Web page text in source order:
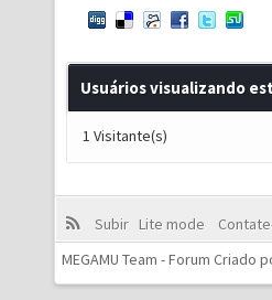
Usuários visualizando
1 Visitante(s)
Subir Lite mode
MEGAMU Team - Forum Criado